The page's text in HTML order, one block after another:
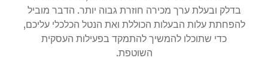
בדלק ובעלת ערך מכירה חוזרת גבוה יותר. הדבר מוביל
להפחתת עלות הבעלות הכוללת ואת הנטל הכלכלי עליכם,
כדי שתוכלו להמשיך להתמקד בפעילות העסקית
השוטפת.